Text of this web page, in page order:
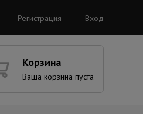
Регистрация Вход
Корзина
Ваша корзина пуста